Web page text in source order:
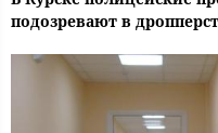
подозревают в